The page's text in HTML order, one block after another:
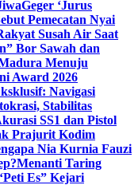
Geger ‘Jurus
Pemecatan Nyai
Susah Air Saat
Bor Sawah dan
Menuju
Award 2026
Navigasi
Stabilitas
SS1 dan Pistol
Prajurit Kodim
Nia Kurnia Fauzi
Menanti Taring
Es” Kejari